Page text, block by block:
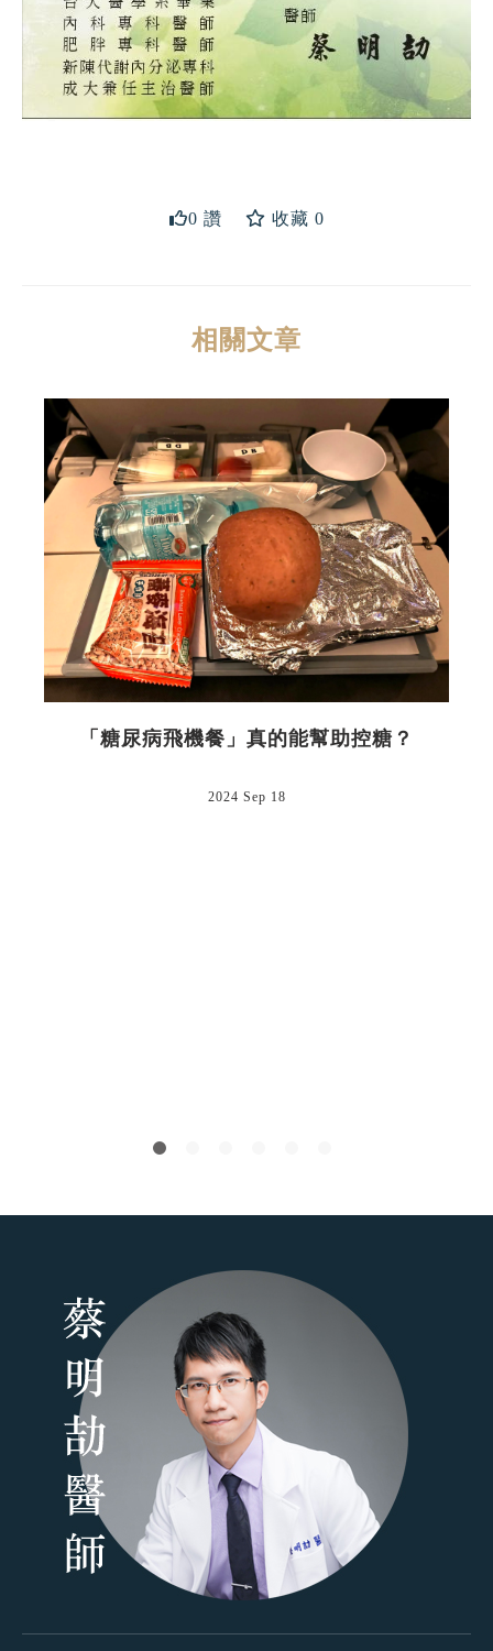
0 讚 收藏 0
相關文章
「糖尿病飛機餐」真的能幫助控糖？
2024 Sep 18